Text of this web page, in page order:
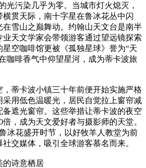
光污染几乎为零。当城市灯火熄灭，
贯天际，南十字星在鲁冰花丛中闪
雪山之巅舞动。约翰山天文台是南半
天文学家会带领游客通过望远镜探索
空咖啡馆更被《孤独星球》誉为“天
咖啡香气中仰望星河，成为蒂卡波旅
蒂卡波小镇三十年前便开始实施严格
采用低色温暖光，居民自觉拉上窗帘减
遮光窗帘。这些举措让蒂卡波的夜空
，成为天文爱好者与摄影师的天堂。
冰花盛开时节，以好牧羊人教堂为前
交媒体，吸引全球游客慕名而来。
的诗意栖居